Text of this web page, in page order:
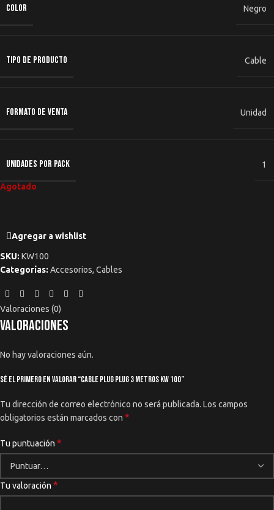
COLOR Negro
TIPO DE PRODUCTO Cable
FORMATO DE VENTA Unidad
UNIDADES POR PACK 1
Agotado
Agregar a wishlist
SKU: KW100
Categorías: Accesorios, Cables
Valoraciones (0)
Valoraciones
No hay valoraciones aún.
Sé el primero en valorar “Cable Plug Plug 3 Metros Kw 100”
Tu dirección de correo electrónico no será publicada. Los campos
obligatorios están marcados con *
Tu puntuación *
Tu valoración *